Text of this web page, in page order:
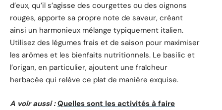
d’eux, qu’il s’agisse des courgettes ou des oignons
rouges, apporte sa propre note de saveur, créant
ainsi un harmonieux mélange typiquement italien.
Utilisez des légumes frais et de saison pour maximiser
les arômes et les bienfaits nutritionnels. Le basilic et
l’origan, en particulier, ajoutent une fraîcheur
herbacée qui relève ce plat de manière exquise.
A voir aussi : Quelles sont les activités à faire